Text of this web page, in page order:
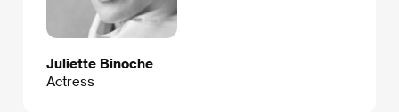
Juliette Binoche
Actress